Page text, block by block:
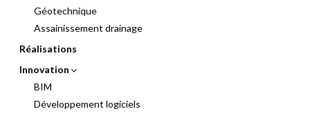
Géotechnique
Assainissement drainage
Réalisations
Innovation
BIM
Développement logiciels